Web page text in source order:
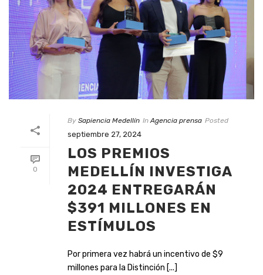
0
By Sapiencia Medellín In Agencia prensa Posted
septiembre 27, 2024
LOS PREMIOS
MEDELLÍN INVESTIGA
2024 ENTREGARÁN
$391 MILLONES EN
ESTÍMULOS
Por primera vez habrá un incentivo de $9
millones para la Distinción [...]